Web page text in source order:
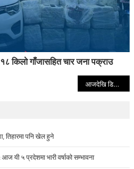
किलो गाँजासहित चार जना पक्राउ
आजदेखि डिभी अावेदन खुल्ला
तिहारमा पनि खेल हुने
यी ५ प्रदेशमा भारी वर्षाको सम्भावना